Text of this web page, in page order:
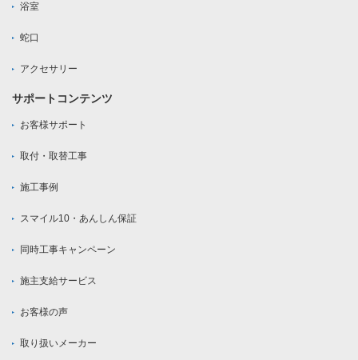
浴室
蛇口
アクセサリー
サポートコンテンツ
お客様サポート
取付・取替工事
施工事例
スマイル10・あんしん保証
同時工事キャンペーン
施主支給サービス
お客様の声
取り扱いメーカー